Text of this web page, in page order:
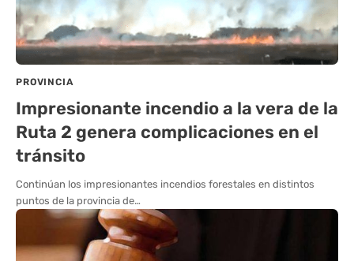
PROVINCIA
Impresionante incendio a la vera de la
Ruta 2 genera complicaciones en el
tránsito
Continúan los impresionantes incendios forestales en distintos
puntos de la provincia de…